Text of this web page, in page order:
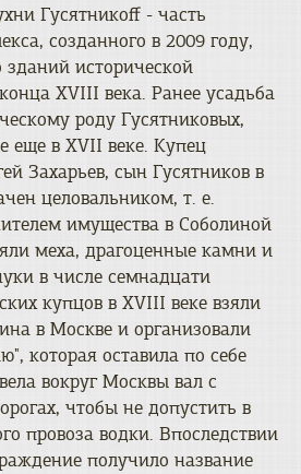
Гусятникоff - часть
созданного в 2009 году,
зданий исторической
XVIII века. Ранее усадьба
роду Гусятниковых,
еще в XVII веке. Купец
Захарьев, сын Гусятников в
целовальником, т. е.
имущества в Соболиной
меха, драгоценные камни и
в числе семнадцати
купцов в XVIII веке взяли
в Москве и организовали
которая оставила по себе
вокруг Москвы вал с
чтобы не допустить в
провоза водки. Впоследствии
получило название